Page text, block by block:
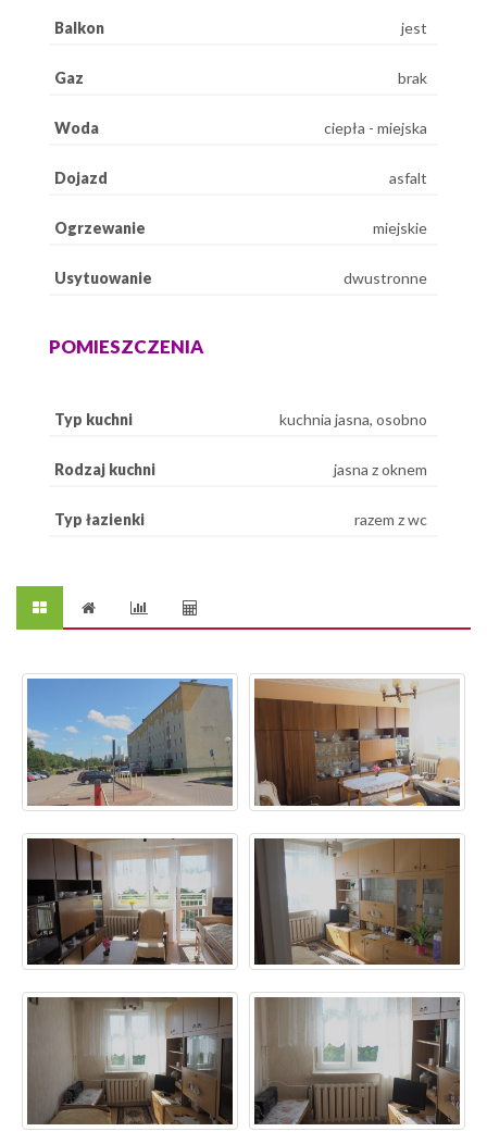
Balkon jest
Gaz brak
Woda ciepła - miejska
Dojazd asfalt
Ogrzewanie miejskie
Usytuowanie dwustronne
POMIESZCZENIA
Typ kuchni kuchnia jasna, osobno
Rodzaj kuchni jasna z oknem
Typ łazienki razem z wc